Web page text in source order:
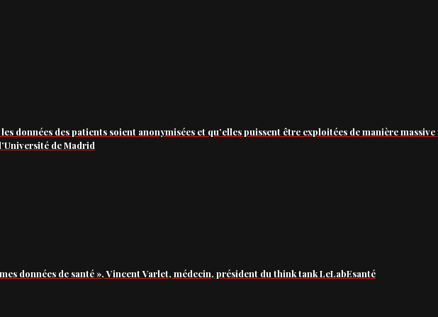
données des patients soient anonymisées et qu’elles puissent être exploitées de manière
de Madrid
données de santé », Vincent Varlet, médecin, président du think tank LeLabEsanté